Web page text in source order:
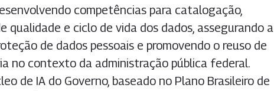
competências para catalogação,
qualidade e ciclo de vida dos dados, assegurando a
de dados pessoais e promovendo o reuso de
no contexto da administração pública federal.
de IA do Governo, baseado no Plano Brasileiro de